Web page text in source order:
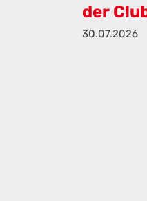
der
30.07.2026